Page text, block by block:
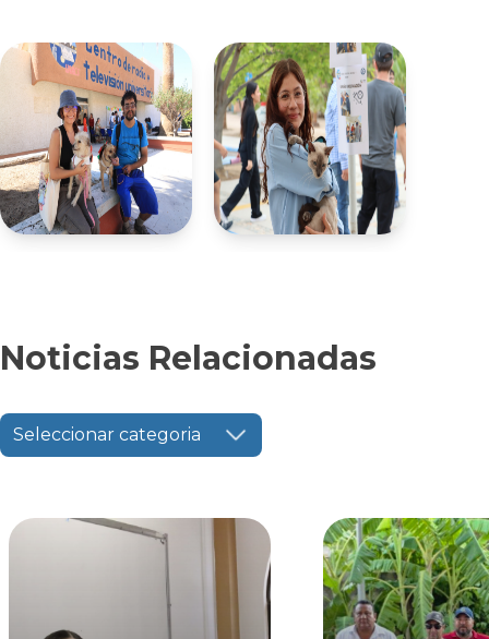
Noticias Relacionadas
Seleccionar categoria